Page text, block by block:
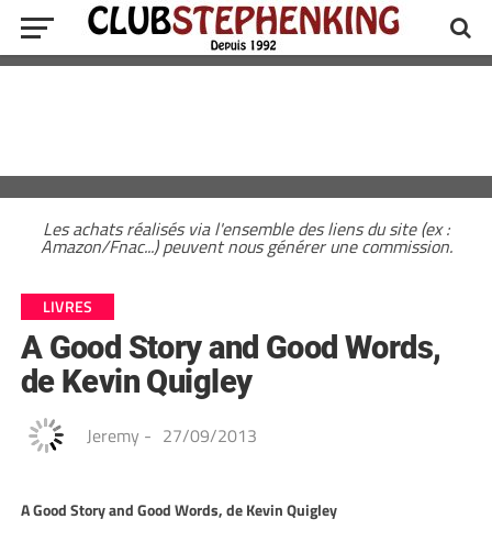
Les achats réalisés via l'ensemble des liens du site (ex :
Amazon/Fnac...) peuvent nous générer une commission.
LIVRES
A Good Story and Good Words,
de Kevin Quigley
Jeremy - 27/09/2013
A Good Story and Good Words, de Kevin Quigley